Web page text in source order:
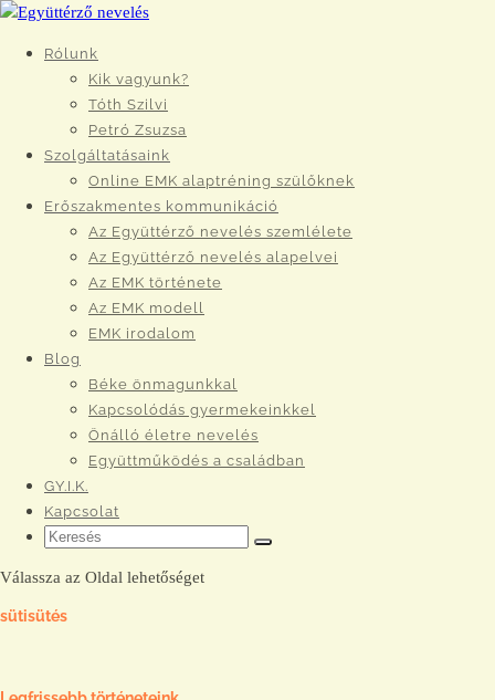
Rólunk
Kik vagyunk?
Tóth Szilvi
Petró Zsuzsa
Szolgáltatásaink
Online EMK alaptréning szülőknek
Erőszakmentes kommunikáció
Az Együttérző nevelés szemlélete
Az Együttérző nevelés alapelvei
Az EMK története
Az EMK modell
EMK irodalom
Blog
Béke önmagunkkal
Kapcsolódás gyermekeinkkel
Önálló életre nevelés
Együttműködés a családban
GY.I.K.
Kapcsolat
Válassza az Oldal lehetőséget
sütisütés